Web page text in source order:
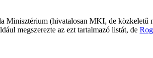
(hivatalosan MKI, de közkeletű
megszerezte az ezt tartalmazó listát, de